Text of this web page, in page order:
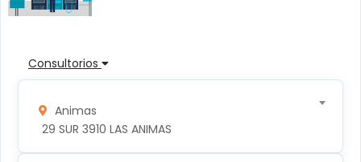
Consultorios
Animas
29 SUR 3910 LAS ANIMAS